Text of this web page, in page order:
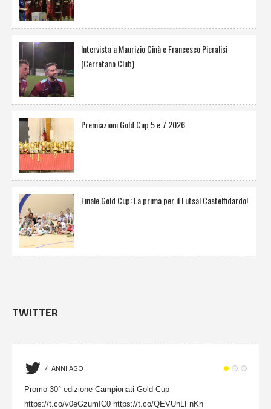
Intervista a Maurizio Cinà e Francesco Pieralisi
(Cerretano Club)
Premiazioni Gold Cup 5 e 7 2026
Finale Gold Cup: La prima per il Futsal Castelfidardo!
TWITTER
4 ANNI AGO
Promo 30° edizione Campionati Gold Cup -
https://t.co/v0eGzumIC0 https://t.co/QEVUhLFnKn